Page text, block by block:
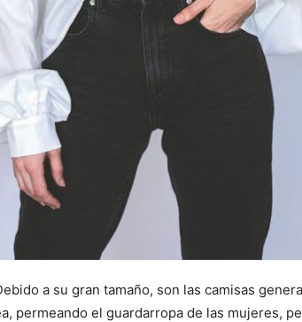
a su gran tamaño, son las camisas
permeando el guardarropa de las mujeres,